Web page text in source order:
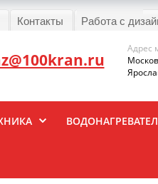
Контакты Работа с
Адрес